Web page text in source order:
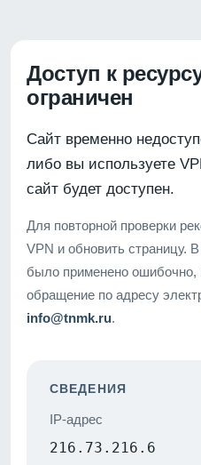
Доступ к
ограничен
Сайт временно
либо вы используете
сайт будет доступен.
Для повторной проверки
VPN и обновить страницу.
было применено ошибочно,
обращение по адресу
info@tnmk.ru.
СВЕДЕНИЯ
IP-адрес
216.73.216.6